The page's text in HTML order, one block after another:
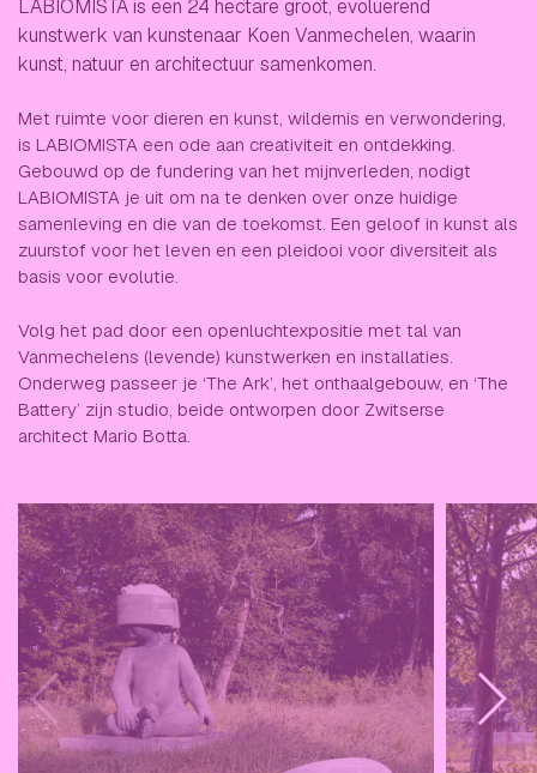
LABIOMISTA is een 24 hectare groot, evoluerend
kunstwerk van kunstenaar Koen Vanmechelen, waarin
kunst, natuur en architectuur samenkomen.
Met ruimte voor dieren en kunst, wildernis en verwondering,
is LABIOMISTA een ode aan creativiteit en ontdekking.
Gebouwd op de fundering van het mijnverleden, nodigt
LABIOMISTA je uit om na te denken over onze huidige
samenleving en die van de toekomst. Een geloof in kunst als
zuurstof voor het leven en een pleidooi voor diversiteit als
basis voor evolutie.
Volg het pad door een openluchtexpositie met tal van
Vanmechelens (levende) kunstwerken en installaties.
Onderweg passeer je ‘The Ark’, het onthaalgebouw, en ‘The
Battery’ zijn studio, beide ontworpen door Zwitserse
architect Mario Botta.